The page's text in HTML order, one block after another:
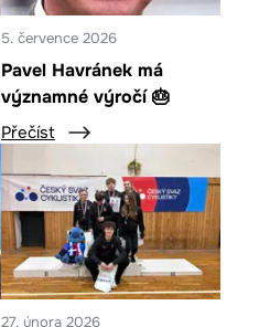
5. července 2026
Pavel Havránek má
významné výročí 🎂
Přečíst
27. února 2026